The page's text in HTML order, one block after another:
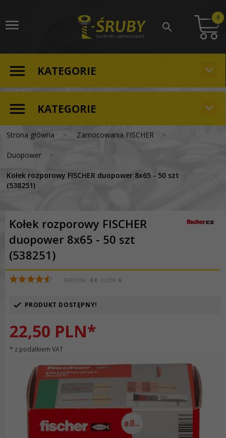
0
KATEGORIE
KATEGORIE
Strona główna Zamocowania FISCHER
Duopower
Kołek rozporowy FISCHER duopower 8x65 - 50 szt
(538251)
Kołek rozporowy FISCHER
duopower 8x65 - 50 szt
(538251)
ŚREDNIA: 4.8 OCEN: 6
PRODUKT DOSTĘPNY!
22,50 PLN*
* z podatkiem VAT